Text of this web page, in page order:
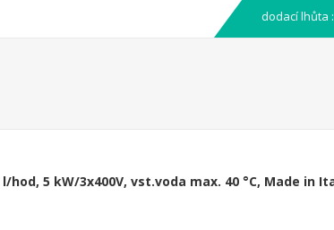
dodací lhůta :
5 kW/3x400V, vst.voda max. 40 °C, Made in